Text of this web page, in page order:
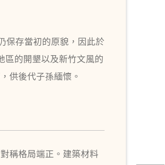
保存當初的原貌，因此於
區的開墾以及新竹文風的
供後代子孫緬懷。
稱格局端正。建築材料